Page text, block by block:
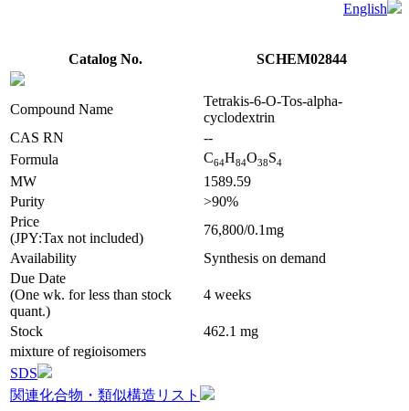
English
Catalog No. SCHEM02844
Compound Name
Tetrakis-6-O-Tos-alpha-
cyclodextrin
CAS RN
--
Formula
C64H84O38S4
MW
1589.59
Purity
>90%
Price
(JPY:Tax not included)
76,800/0.1mg
Availability
Synthesis on demand
Due Date
(One wk. for less than stock
quant.)
4 weeks
Stock
462.1 mg
mixture of regioisomers
SDS
関連化合物・類似構造リスト